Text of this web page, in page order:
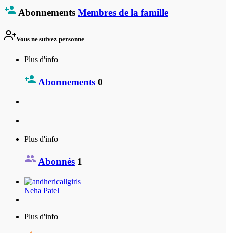
Abonnements Membres de la famille
Vous ne suivez personne
Plus d'info
Abonnements 0
Plus d'info
Abonnés 1
Neha Patel
Plus d'info